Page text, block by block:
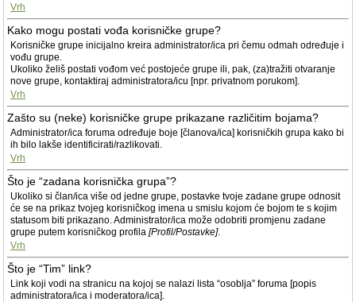
Vrh
Kako mogu postati vođa korisničke grupe?
Korisničke grupe inicijalno kreira administrator/ica pri čemu odmah određuje i
vođu grupe.
Ukoliko želiš postati vođom već postojeće grupe ili, pak, (za)tražiti otvaranje
nove grupe, kontaktiraj administratora/icu [npr. privatnom porukom].
Vrh
Zašto su (neke) korisničke grupe prikazane različitim bojama?
Administrator/ica foruma određuje boje [članova/ica] korisničkih grupa kako bi
ih bilo lakše identificirati/razlikovati.
Vrh
Što je “zadana korisnička grupa”?
Ukoliko si član/ica više od jedne grupe, postavke tvoje zadane grupe odnosit
će se na prikaz tvojeg korisničkog imena u smislu kojom će bojom te s kojim
statusom biti prikazano. Administrator/ica može odobriti promjenu zadane
grupe putem korisničkog profila [Profil/Postavke].
Vrh
Što je “Tim” link?
Link koji vodi na stranicu na kojoj se nalazi lista “osoblja” foruma [popis
administratora/ica i moderatora/ica].